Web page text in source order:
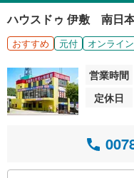
ハウスドゥ 伊敷 南日
おすすめ 元付 オンライ
営業時間
定休日